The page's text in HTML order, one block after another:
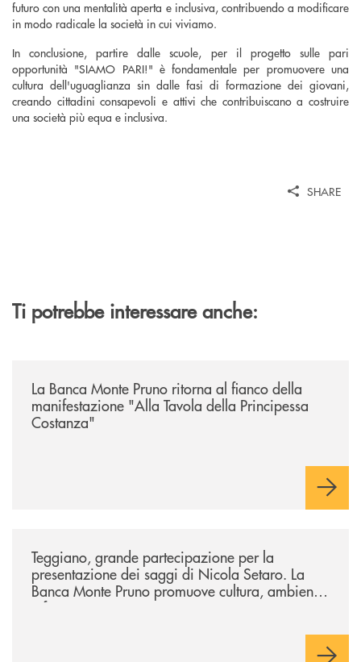
futuro con una mentalità aperta e inclusiva, contribuendo a modificare
in modo radicale la società in cui viviamo.
In conclusione, partire dalle scuole, per il progetto sulle pari
opportunità "SIAMO PARI!" è fondamentale per promuovere una
cultura dell'uguaglianza sin dalle fasi di formazione dei giovani,
creando cittadini consapevoli e attivi che contribuiscano a costruire
una società più equa e inclusiva.
SHARE
Ti potrebbe interessare anche:
La Banca Monte Pruno ritorna al fianco della
manifestazione "Alla Tavola della Principessa
Costanza"
Teggiano, grande partecipazione per la
presentazione dei saggi di Nicola Setaro. La
Banca Monte Pruno promuove cultura, ambiente
e futuro